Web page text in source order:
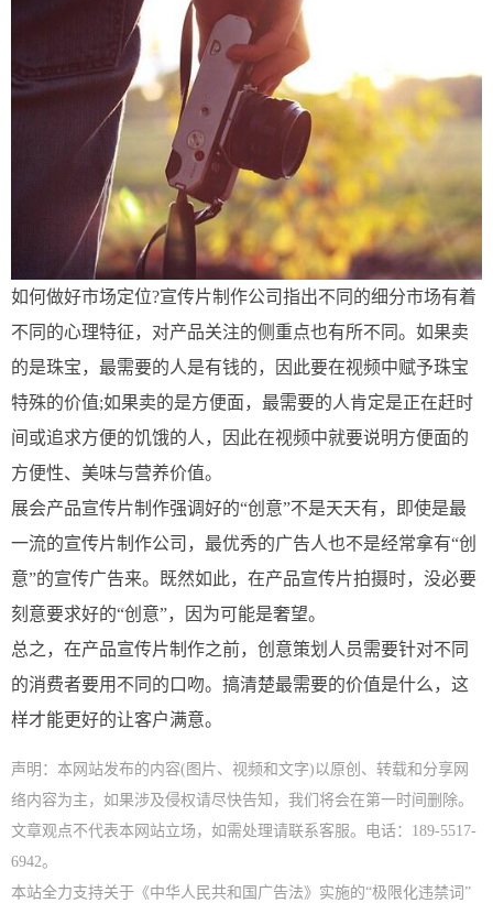
如何做好市场定位?宣传片制作公司指出不同的细分市场有着
不同的心理特征，对产品关注的侧重点也有所不同。如果卖
的是珠宝，最需要的人是有钱的，因此要在视频中赋予珠宝
特殊的价值;如果卖的是方便面，最需要的人肯定是正在赶时
间或追求方便的饥饿的人，因此在视频中就要说明方便面的
方便性、美味与营养价值。
展会产品宣传片制作强调好的“创意”不是天天有，即使是最
一流的宣传片制作公司，最优秀的广告人也不是经常拿有“创
意”的宣传广告来。既然如此，在产品宣传片拍摄时，没必要
刻意要求好的“创意”，因为可能是奢望。
总之，在产品宣传片制作之前，创意策划人员需要针对不同
的消费者要用不同的口吻。搞清楚最需要的价值是什么，这
样才能更好的让客户满意。
声明：本网站发布的内容(图片、视频和文字)以原创、转载和分享网
络内容为主，如果涉及侵权请尽快告知，我们将会在第一时间删除。
文章观点不代表本网站立场，如需处理请联系客服。电话：189-5517-
6942。
本站全力支持关于《中华人民共和国广告法》实施的“极限化违禁词”